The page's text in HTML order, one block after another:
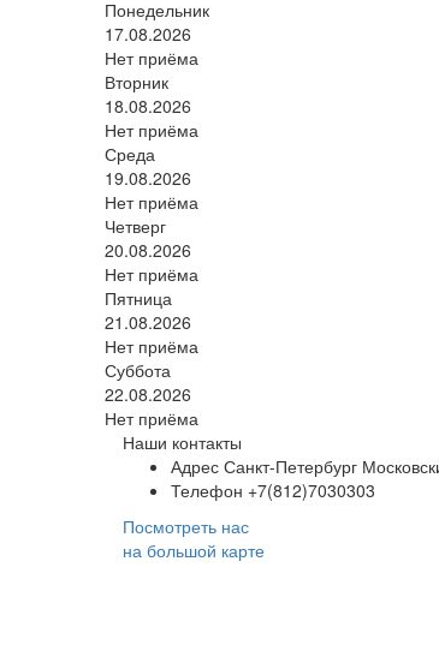
Понедельник
17.08.2026
Нет приёма
Вторник
18.08.2026
Нет приёма
Среда
19.08.2026
Нет приёма
Четверг
20.08.2026
Нет приёма
Пятница
21.08.2026
Нет приёма
Суббота
22.08.2026
Нет приёма
Наши контакты
Адрес Санкт-Петербург
Телефон +7(812)7030303
Посмотреть нас
на большой карте